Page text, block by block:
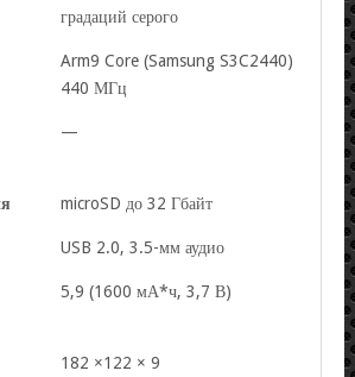
градаций серого
Arm9 Core (Samsung S3C2440)
440 МГц
—
microSD до 32 Гбайт
USB 2.0, 3.5-мм аудио
5,9 (1600 мА*ч, 3,7 В)
182 ×122 × 9